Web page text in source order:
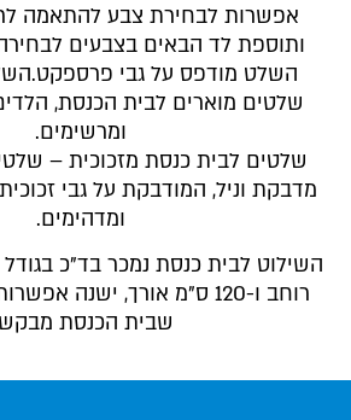
אפשרות לבחירת צבע להתאמה
ותוספת לד הבאים בצבעים
השלט מודפס על גבי
שלטים מוארים לבית הכנסת,
ומרשימים.
שלטים לבית כנסת מזכוכית –
מדבקת וניל, המודבקת על גבי
ומדהימים.
רוחב ו-120 ס”מ אורך, ישנה
שבית הכנסת